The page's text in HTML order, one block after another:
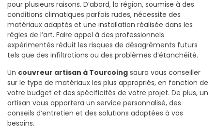
pour plusieurs raisons. D’abord, la région, soumise à des
conditions climatiques parfois rudes, nécessite des
matériaux adaptés et une installation réalisée dans les
règles de l’art. Faire appel à des professionnels
expérimentés réduit les risques de désagréments futurs
tels que des infiltrations ou des problèmes d’étanchéité.
Un couvreur artisan à Tourcoing saura vous conseiller
sur le type de matériaux les plus appropriés, en fonction de
votre budget et des spécificités de votre projet. De plus, un
artisan vous apportera un service personnalisé, des
conseils d’entretien et des solutions adaptées à vos
besoins.